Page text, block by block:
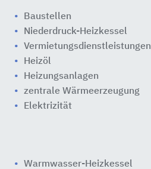
Baustellen
Niederdruck-Heizkessel
Vermietungsdienstleistungen
Heizöl
Heizungsanlagen
zentrale Wärmeerzeugung
Elektrizität
Warmwasser-Heizkessel